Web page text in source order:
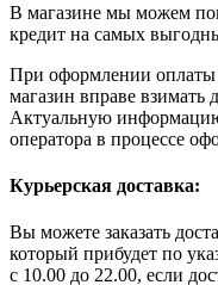
В магазине мы можем
кредит на самых
При оформлении
магазин вправе
Актуальную
оператора в процессе
Курьерская доставка:
Вы можете заказать
который прибудет по
с 10.00 до 22.00, если